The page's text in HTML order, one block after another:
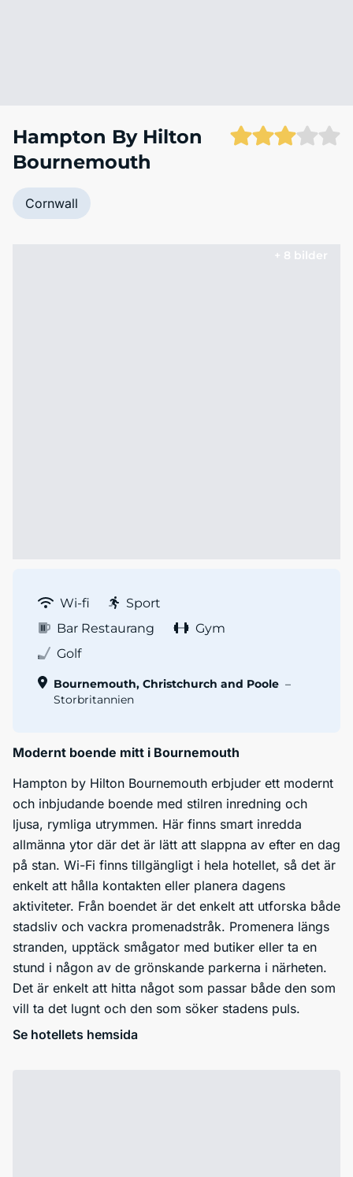
Hampton By Hilton
Bournemouth
Cornwall
+ 8 bilder
Wi-fi
Sport
Bar Restaurang
Gym
Golf
Bournemouth, Christchurch and Poole –
Storbritannien
Modernt boende mitt i Bournemouth
Hampton by Hilton Bournemouth erbjuder ett modernt
och inbjudande boende med stilren inredning och
ljusa, rymliga utrymmen. Här finns smart inredda
allmänna ytor där det är lätt att slappna av efter en dag
på stan. Wi-Fi finns tillgängligt i hela hotellet, så det är
enkelt att hålla kontakten eller planera dagens
aktiviteter. Från boendet är det enkelt att utforska både
stadsliv och vackra promenadstråk. Promenera längs
stranden, upptäck smågator med butiker eller ta en
stund i någon av de grönskande parkerna i närheten.
Det är enkelt att hitta något som passar både den som
vill ta det lugnt och den som söker stadens puls.
Se hotellets hemsida